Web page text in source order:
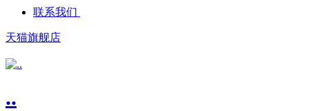
联系我们
天猫旗舰店
..